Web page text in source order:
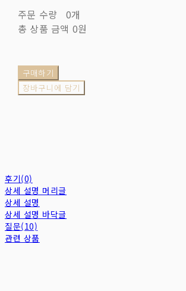
주문 수량
0개
총 상품 금액 0원
구매하기
장바구니에 담기
후기(0)
상세 설명 머리글
상세 설명
상세 설명 바닥글
질문(10)
관련 상품